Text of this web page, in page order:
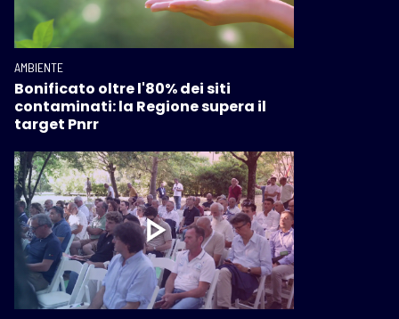
AMBIENTE
Bonificato oltre l'80% dei siti
contaminati: la Regione supera il
target Pnrr